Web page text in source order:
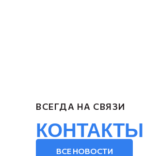
ВСЕ НОВОСТИ
КОНТАКТЫ
ВСЕГДА НА СВЯЗИ